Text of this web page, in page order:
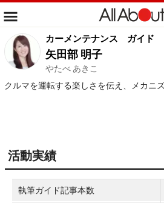
カーメンテナンス ガイド
矢田部 明子
やたべ あきこ
クルマを運転する楽しさを伝え、メカニ
活動実績
執筆ガイド記事本数